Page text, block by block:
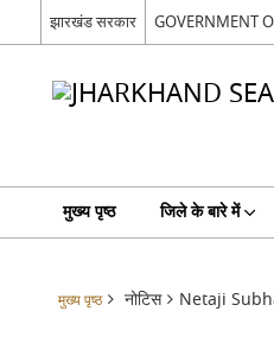
झारखंड सरकार GOVERNMENT
मुख्य पृष्ठ जिले के बारे में
मुख्य पृष्ठ नोटिस Netaji